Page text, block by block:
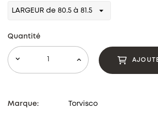
Quantité
Marque: Torvisco